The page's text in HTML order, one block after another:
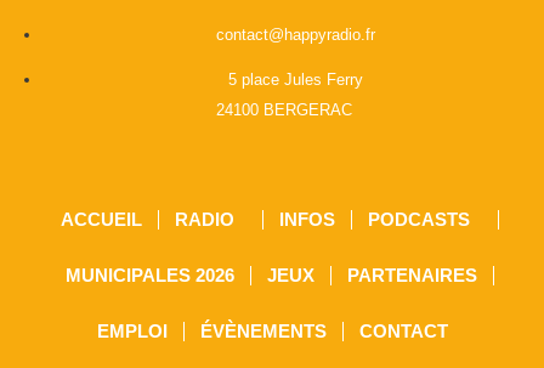
contact@happyradio.fr
5 place Jules Ferry
24100 BERGERAC
ACCUEIL RADIO INFOS PODCASTS
MUNICIPALES 2026 JEUX PARTENAIRES
EMPLOI ÉVÈNEMENTS CONTACT